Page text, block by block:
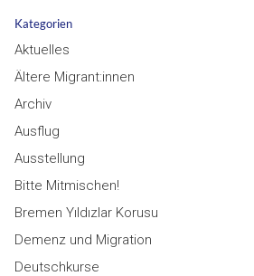
Kategorien
Aktuelles
Ältere Migrant:innen
Archiv
Ausflug
Ausstellung
Bitte Mitmischen!
Bremen Yıldızlar Korusu
Demenz und Migration
Deutschkurse